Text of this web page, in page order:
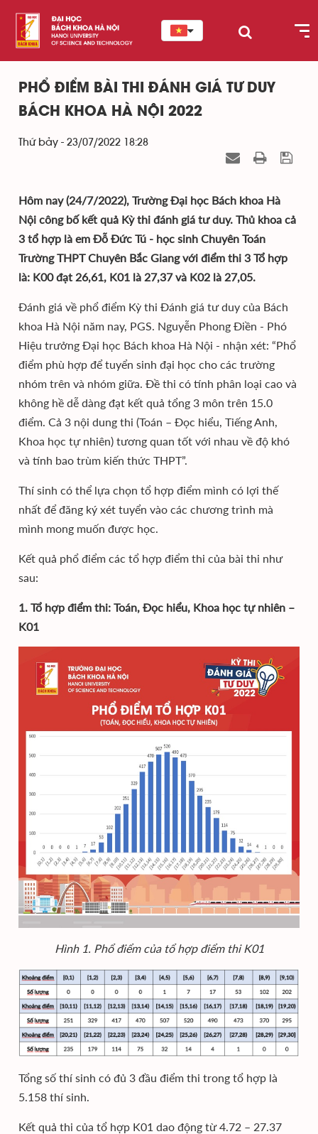
PHỔ ĐIỂM BÀI THI ĐÁNH GIÁ TƯ DUY
BÁCH KHOA HÀ NỘI 2022
Thứ bảy - 23/07/2022 18:28
Hôm nay (24/7/2022), Trường Đại học Bách khoa Hà
Nội công bố kết quả Kỳ thi đánh giá tư duy. Thủ khoa cả
3 tổ hợp là em Đỗ Đức Tú - học sinh Chuyên Toán
Trường THPT Chuyên Bắc Giang với điểm thi 3 Tổ hợp
là: K00 đạt 26,61, K01 là 27,37 và K02 là 27,05.
Đánh giá về phổ điểm Kỳ thi Đánh giá tư duy của Bách
khoa Hà Nội năm nay, PGS. Nguyễn Phong Điền - Phó
Hiệu trưởng Đại học Bách khoa Hà Nội - nhận xét: “ Phổ
điểm phù hợp để tuyển sinh đại học cho các trường
nhóm trên và nhóm giữa. Đề thi có tính phân loại cao và
không hề dễ dàng đạt kết quả tổng 3 môn trên 15.0
điểm. Cả 3 nội dung thi (Toán – Đọc hiểu, Tiếng Anh,
Khoa học tự nhiên) tương quan tốt với nhau về độ khó
và tính bao trùm kiến thức THPT”.
Thí sinh có thể lựa chọn tổ hợp điểm mình có lợi thế
nhất để đăng ký xét tuyển vào các chương trình mà
mình mong muốn được học.
Kết quả phổ điểm các tổ hợp điểm thi của bài thi như
sau:
1. Tổ hợp điểm thi: Toán, Đọc hiểu, Khoa học tự nhiên –
K01
Hình 1. Phổ điểm của tổ hợp điểm thi K01
Tổng số thí sinh có đủ 3 đầu điểm thi trong tổ hợp là
5.158 thí sinh.
Kết quả thi của tổ hợp K01 dao động từ 4.72 – 27.37